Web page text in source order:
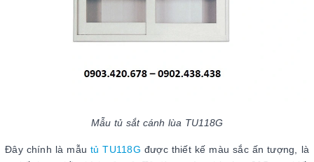
Mẫu tủ sắt cánh lùa TU118G
Đây chính là mẫu tủ TU118G được thiết kế màu sắc ấn tượng, là